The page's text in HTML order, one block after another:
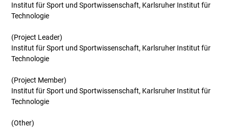
Institut für Sport und Sportwissenschaft, Karlsruher Institut für
Technologie
(Project Leader)
Institut für Sport und Sportwissenschaft, Karlsruher Institut für
Technologie
(Project Member)
Institut für Sport und Sportwissenschaft, Karlsruher Institut für
Technologie
(Other)